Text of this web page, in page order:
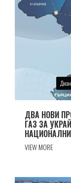
ДВА НОВИ
ГАЗ ЗА
VIEW MORE